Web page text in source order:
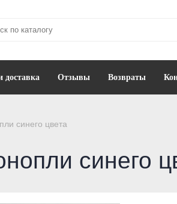
доставка Отзывы Возвраты
синего цвета
синего